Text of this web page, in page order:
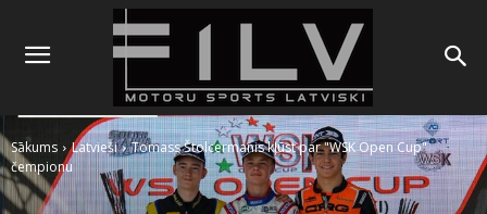
Sākums Latvieši
Tomass Štolcermanis kļūst par "WSK Open Cup"
čempionu